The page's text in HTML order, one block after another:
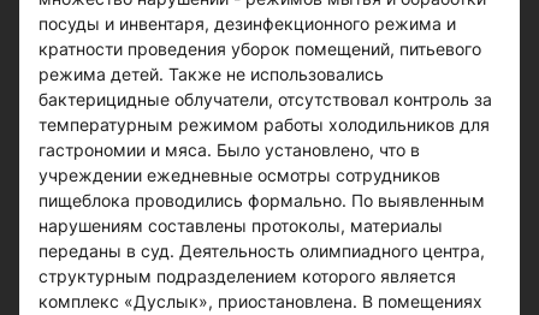
посуды и инвентаря, дезинфекционного режима и
кратности проведения уборок помещений, питьевого
режима детей. Также не использовались
бактерицидные облучатели, отсутствовал контроль за
температурным режимом работы холодильников для
гастрономии и мяса. Было установлено, что в
учреждении ежедневные осмотры сотрудников
пищеблока проводились формально. По выявленным
нарушениям составлены протоколы, материалы
переданы в суд. Деятельность олимпиадного центра,
структурным подразделением которого является
комплекс «Дуслык», приостановлена. В помещениях